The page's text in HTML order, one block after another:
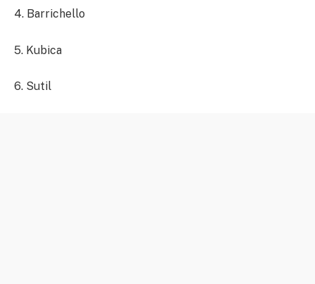
4. Barrichello
5. Kubica
6. Sutil